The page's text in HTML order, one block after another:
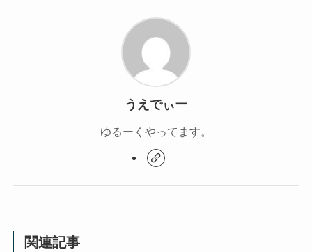
うえでぃー
ゆるーくやってます。
関連記事